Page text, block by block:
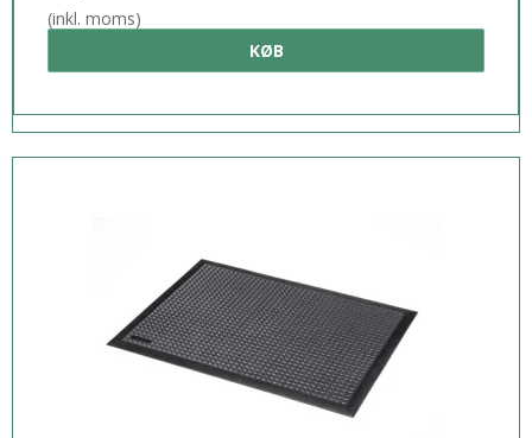
(inkl. moms)
KØB